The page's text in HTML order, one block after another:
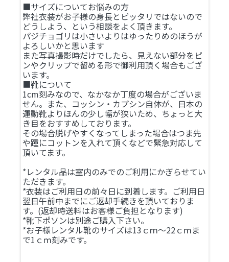
■サイズについてお悩みの方
弊社衣装がお子様の身長とピッタリではないので
どうしよう、という相談をよく頂きます。
パジチョゴリは小さいよりはゆったりめのほうが
よろしいかと思います
また写真撮影時だけでしたら、見えない部分をピ
ンやクリップで留める形で御利用頂く場合もござ
います。
■靴について
1cm刻みなので、なかなか丁度の場合がございま
せん。また、コッシン・カプシン自体が、日本の
運動靴よりほんの少し幅が狭いため、ちょっと大
き目をおすすめしております。
その場合脱げやすくなってしまった場合はつま先
や踵にコットンを入れて頂くなどで緊急対応して
頂いてます。
*レンタル品は室内のみでのご利用にかぎらせてい
ただきます。
*衣装はご利用日の前々日に到着します。ご利用日
翌日午前中までにご返却手続きを頂いておりま
す。(返却時送料はお客様ご負担となります)
*靴下ポソンは別途ご購入下さい。
*お子様レンタル靴のサイズは13ｃｍ～22ｃｍま
で1ｃｍ刻みです。